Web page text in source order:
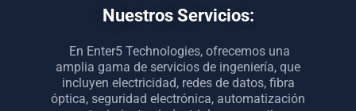
Nuestros Servicios:
En Enter5 Technologies, ofrecemos una
amplia gama de servicios de ingeniería, que
incluyen electricidad, redes de datos, fibra
óptica, seguridad electrónica, automatización